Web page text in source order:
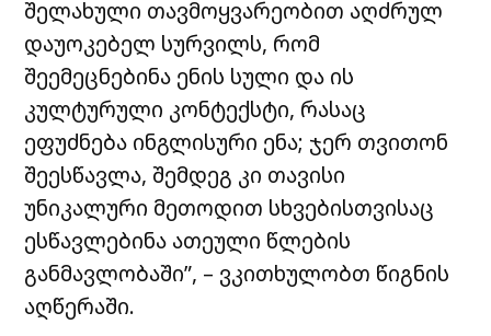
შელახული თავმოყვარეობით აღძრულ
დაუოკებელ სურვილს, რომ
შეემეცნებინა ენის სული და ის
კულტურული კონტექსტი, რასაც
ეფუძნება ინგლისური ენა; ჯერ თვითონ
შეესწავლა, შემდეგ კი თავისი
უნიკალური მეთოდით სხვებისთვისაც
ესწავლებინა ათეული წლების
განმავლობაში”, – ვკითხულობთ წიგნის
აღწერაში.